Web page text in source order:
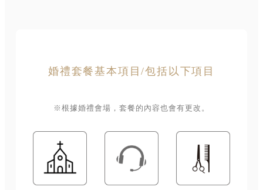
婚禮套餐基本項目/包括以下項目
※根據婚禮會場，套餐的內容也會有更改。